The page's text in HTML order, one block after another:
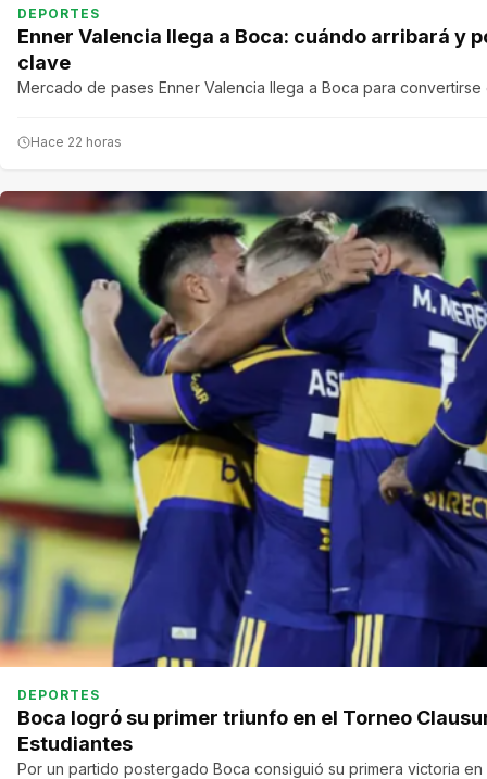
DEPORTES
Enner Valencia llega a Boca: cuándo arribará y
clave
Mercado de pases Enner Valencia llega a Boca para
Hace 22 horas
DEPORTES
Boca logró su primer triunfo en el Torneo
Estudiantes
Por un partido postergado Boca consiguió su primera victoria